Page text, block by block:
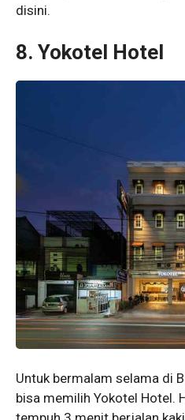
disini.
8. Yokotel Hotel
Untuk bermalam selama di
bisa memilih Yokotel Hotel.